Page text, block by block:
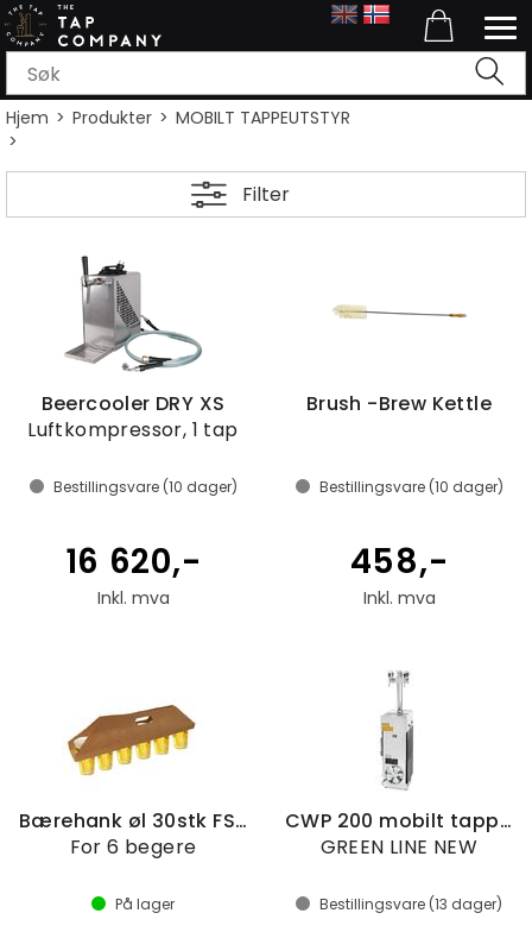
Hjem>Produkter>MOBILT TAPPEUTSTYR
>
Filter
Beercooler DRY XS
Luftkompressor, 1 tap
Bestillingsvare (10 dager)
16 620,-
Inkl. mva
Brush -Brew Kettle
Bestillingsvare (10 dager)
458,-
Inkl. mva
Bærehank øl 30stk FSC®-papp
For 6 begere
På lager
CWP 200 mobilt tappetårn
GREEN LINE NEW
Bestillingsvare (13 dager)